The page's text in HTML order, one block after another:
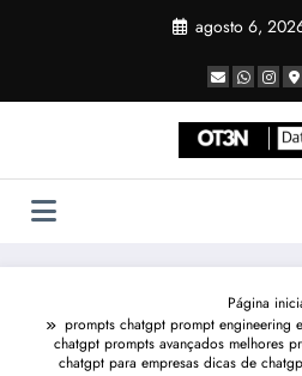
agosto 6,
Página
prompts chatgpt prompt engineering
chatgpt prompts avançados melhores
chatgpt para empresas dicas de